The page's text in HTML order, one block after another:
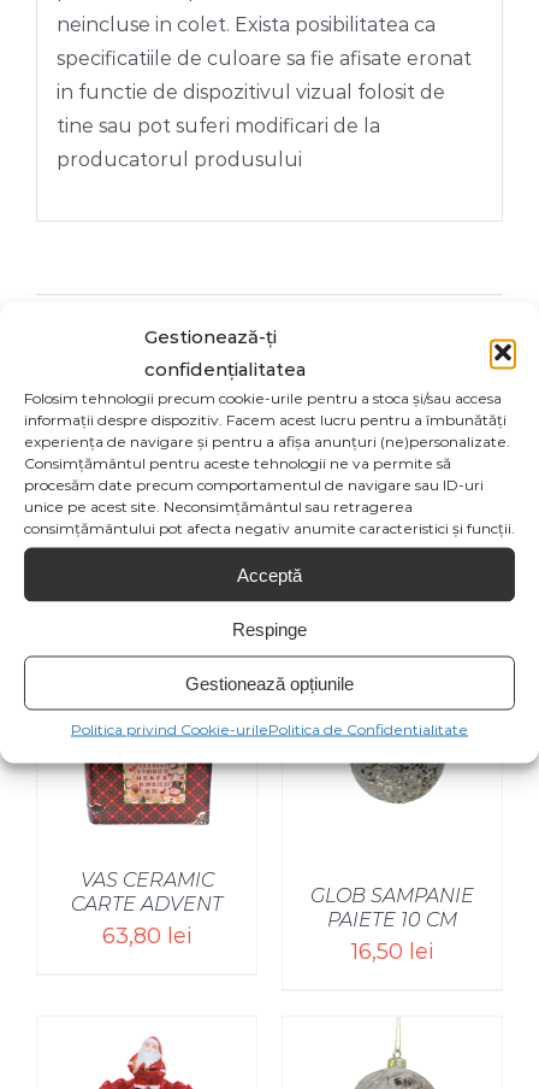
Gestionează-ți
confidențialitatea
Folosim tehnologii precum cookie-urile pentru a stoca și/sau accesa
informații despre dispozitiv. Facem acest lucru pentru a îmbunătăți
experiența de navigare și pentru a afișa anunțuri (ne)personalizate.
Consimțământul pentru aceste tehnologii ne va permite să
procesăm date precum comportamentul de navigare sau ID-uri
unice pe acest site. Neconsimțământul sau retragerea
consimțământului pot afecta negativ anumite caracteristici și funcții.
Acceptă
Respinge
Gestionează opțiunile
Politica privind Cookie-urilePolitica de Confidentialitate
neincluse in colet. Exista posibilitatea ca
specificatiile de culoare sa fie afisate eronat
in functie de dispozitivul vizual folosit de
tine sau pot suferi modificari de la
producatorul produsului
Share On
Facebook
Pin This Product
Email This
Product
VAS CERAMIC
CARTE ADVENT
63,80 lei
/
GLOB SAMPANIE
PAIETE 10 CM
16,50 lei